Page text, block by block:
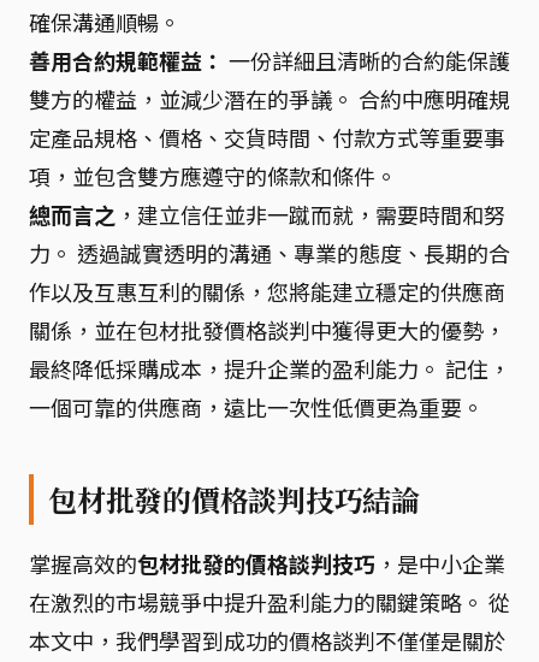
確保溝通順暢。
善用合約規範權益： 一份詳細且清晰的合約能保護
雙方的權益，並減少潛在的爭議。 合約中應明確規
定產品規格、價格、交貨時間、付款方式等重要事
項，並包含雙方應遵守的條款和條件。
總而言之 ，建立信任並非一蹴而就，需要時間和努
力。 透過誠實透明的溝通、專業的態度、長期的合
作以及互惠互利的關係，您將能建立穩定的供應商
關係，並在包材批發價格談判中獲得更大的優勢，
最終降低採購成本，提升企業的盈利能力。 記住，
一個可靠的供應商，遠比一次性低價更為重要。
包材批發的價格談判技巧結論
掌握高效的包材批發的價格談判技巧 ，是中小企業
在激烈的市場競爭中提升盈利能力的關鍵策略。 從
本文中，我們學習到成功的價格談判不僅僅是關於